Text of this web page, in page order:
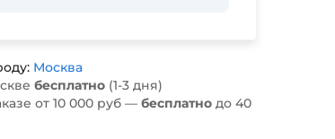
Москва
бесплатно (1-3 дня)
от 10 000 руб — бесплатно до 40